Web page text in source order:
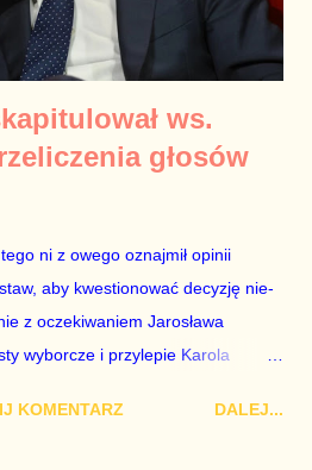
przemysłu lub ministerstwem...
ws.
głosów
ni z owego oznajmił opinii
aby kwestionować decyzję nie-
z oczekiwaniem Jarosława
wyborcze i przylepie Karola
głosów oddanych przez
KOMENTARZ DALEJ...